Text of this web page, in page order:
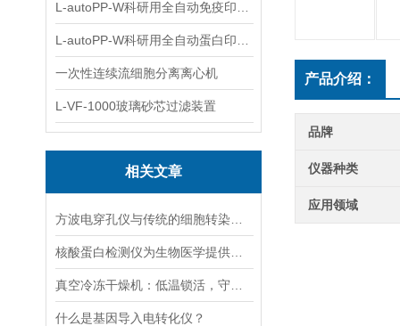
一次性连续流细胞分离离心机
L-VF-1000玻璃砂芯过滤装置
相关文章
什么是基因导入电转化仪？
产品介绍：
品牌
仪器种类
应用领域